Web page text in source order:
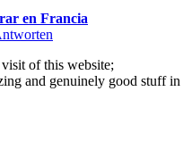
en Francia
of this website;
and genuinely good stuff in